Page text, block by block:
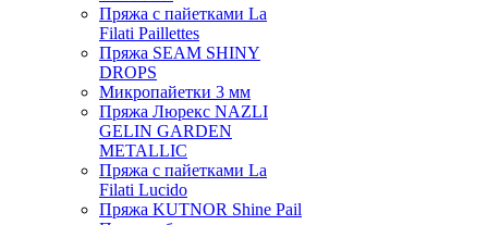
Пряжа с пайетками La
Filati Paillettes
Пряжа SEAM SHINY
DROPS
Микропайетки 3 мм
Пряжа Люрекс NAZLI
GELIN GARDEN
METALLIC
Пряжа с пайетками La
Filati Lucido
Пряжа KUTNOR Shine Pail